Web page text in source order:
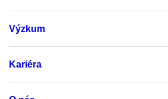
Výzkum
Kariéra